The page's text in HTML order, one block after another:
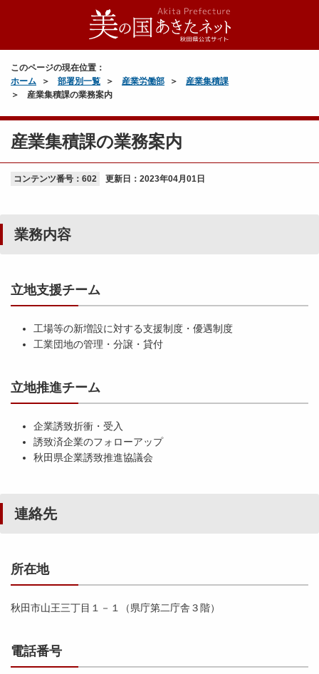
このページの現在位置：
ホーム
部署別一覧 産業労働部
産業集積課
産業集積課の業務案内
産業集積課の業務案内
コンテンツ番号：602 更新日： 2023年04月01日
業務内容
立地支援チーム
工場等の新増設に対する支援制度・優遇制度
工業団地の管理・分譲・貸付
立地推進チーム
企業誘致折衝・受入
誘致済企業のフォローアップ
秋田県企業誘致推進協議会
連絡先
所在地
秋田市山王三丁目１－１（県庁第二庁舎３階）
電話番号